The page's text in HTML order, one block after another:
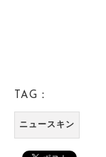
TAG：
ニュースキン